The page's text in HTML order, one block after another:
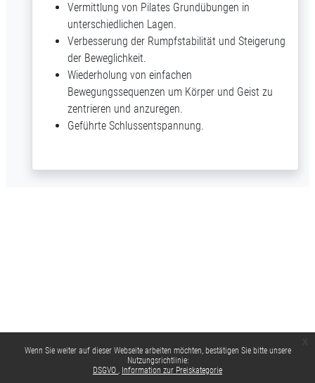
Wenn Sie weiter auf dieser Webseite arbeiten möchten, bestätigen Sie bitte unsere
Nutzungsrichtlinie:
DSGVO
Information zur Preiskategorie
Vermittlung von Pilates Grundübungen in
unterschiedlichen Lagen.
Verbesserung der Rumpfstabilität und Steigerung
der Beweglichkeit.
Wiederholung von einfachen
Bewegungssequenzen um Körper und Geist zu
zentrieren und anzuregen.
Geführte Schlussentspannung.